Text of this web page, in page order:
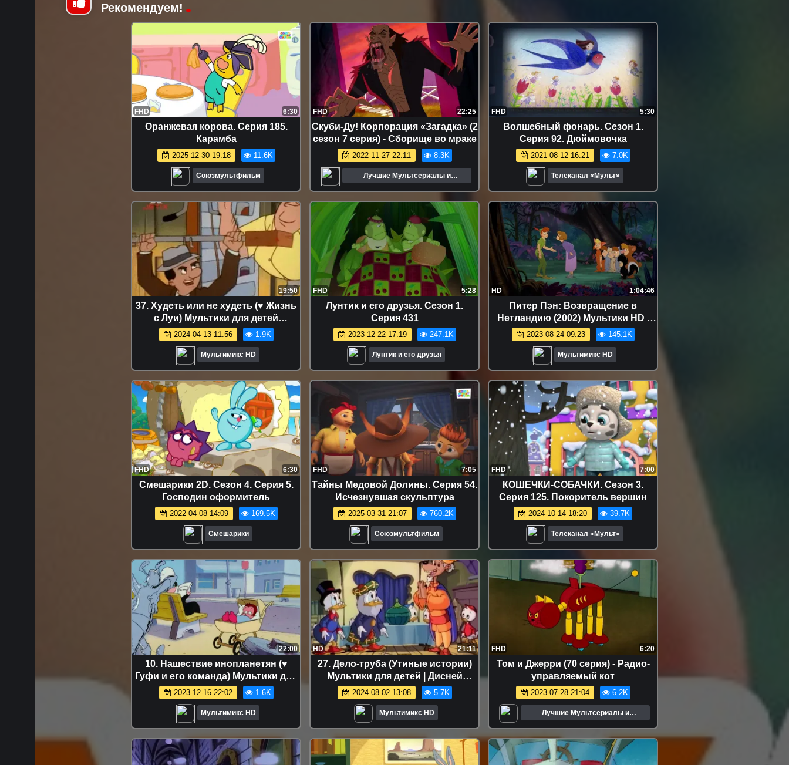
Рекомендуем!
FHD 6:30
Оранжевая корова. Серия 185.
Карамба
2025-12-30 19:18 11.6K
Союзмультфильм
FHD 22:25
Скуби-Ду! Корпорация «Загадка» (2
сезон 7 серия) - Сборище во мраке
2022-11-27 22:11 8.3K
Лучшие Мультсериалы и
Мультфильмы
FHD 5:30
Волшебный фонарь. Сезон 1.
Серия 92. Дюймовочка
2021-08-12 16:21 7.0K
Телеканал «Мульт»
19:50
37. Худеть или не худеть (♥ Жизнь
с Луи) Мультики для детей
мультсериалы дисней disney
сериалы HBO Netflix
2024-04-13 11:56 1.9K
Мультимикс HD
FHD 5:28
Лунтик и его друзья. Сезон 1.
Серия 431
2023-12-22 17:19 247.1K
Лунтик и его друзья
HD 1:04:46
Питер Пэн: Bозвращение в
Нетландию (2002) Мультики HD |
MultMixer | Netflix | Disney
2023-08-24 09:23 145.1K
Мультимикс HD
FHD 6:30
Смешарики 2D. Сезон 4. Серия 5.
Господин оформитель
2022-04-08 14:09 169.5K
Смешарики
FHD 7:05
Тайны Медовой Долины. Серия 54.
Исчезнувшая скульптура
2025-03-31 21:07 760.2K
Союзмультфильм
FHD 7:00
КОШЕЧКИ-СОБАЧКИ. Сезон 3.
Серия 125. Покоритель вершин
2024-10-14 18:20 39.7K
Телеканал «Мульт»
22:00
10. Нашествие инопланетян (♥
Гуфи и его команда) Мультики для
детей мультсериалы дисней disney
сериалы HBO Netflix
2023-12-16 22:02 1.6K
Мультимикс HD
HD 21:11
27. Дело-труба (Утиные истории)
Мультики для детей | Дисней
Disney | Сериалы Netflix
2024-08-02 13:08 5.7K
Мультимикс HD
FHD 6:20
Том и Джерри (70 серия) - Радио-
управляемый кот
2023-07-28 21:04 6.2K
Лучшие Мультсериалы и
Мультфильмы